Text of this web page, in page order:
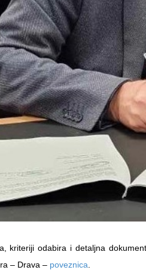
kriteriji odabira i detaljna
– Drava – poveznica